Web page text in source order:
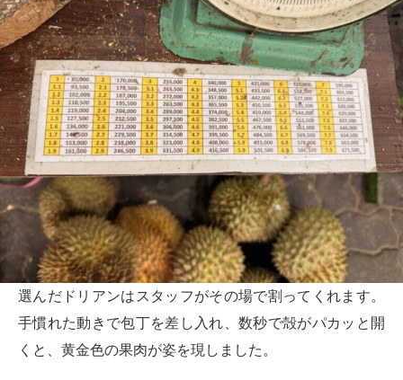
選んだドリアンはスタッフがその場で割ってくれます。
手慣れた動きで包丁を差し入れ、数秒で殻がパカッと開
くと、黄金色の果肉が姿を現しました。